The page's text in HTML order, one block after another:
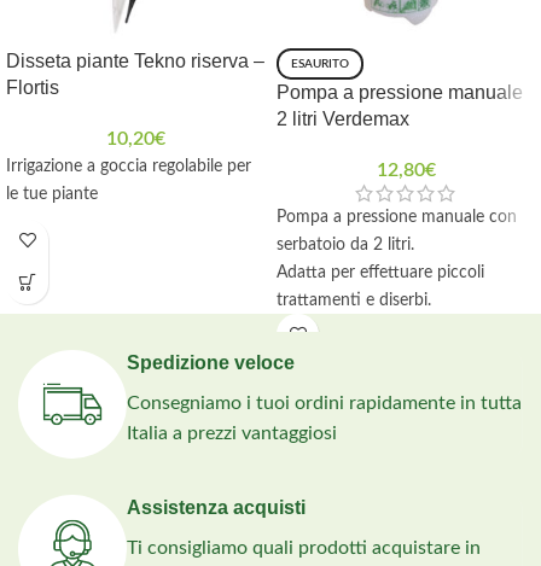
Disseta piante Tekno riserva –
Flortis
10,20€
Irrigazione a goccia regolabile per
le tue piante
ESAURITO
Pompa a pressione manuale
2 litri Verdemax
12,80€
Pompa a pressione manuale con
serbatoio da 2 litri.
Adatta per effettuare piccoli
trattamenti e diserbi.
Spedizione veloce
Consegniamo i tuoi ordini rapidamente in tutta
Italia a prezzi vantaggiosi
Assistenza acquisti
Ti consigliamo quali prodotti acquistare in